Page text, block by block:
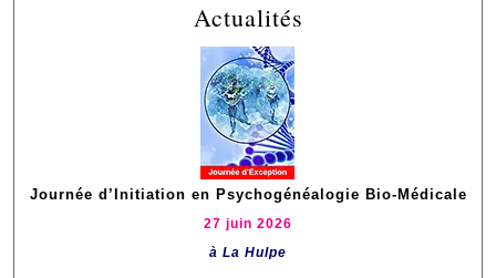
Actualités
Journée d’Initiation en Psychogénéalogie Bio-Médicale
27 juin 2026
à La Hulpe